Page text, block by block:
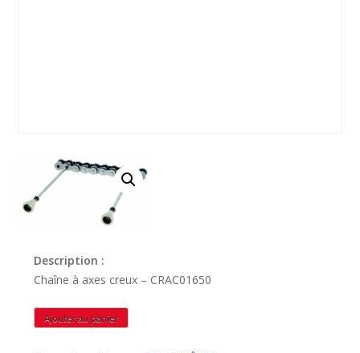
Description :
Chaîne à axes creux – CRAC01650
quantité
de
Ajouter au panier